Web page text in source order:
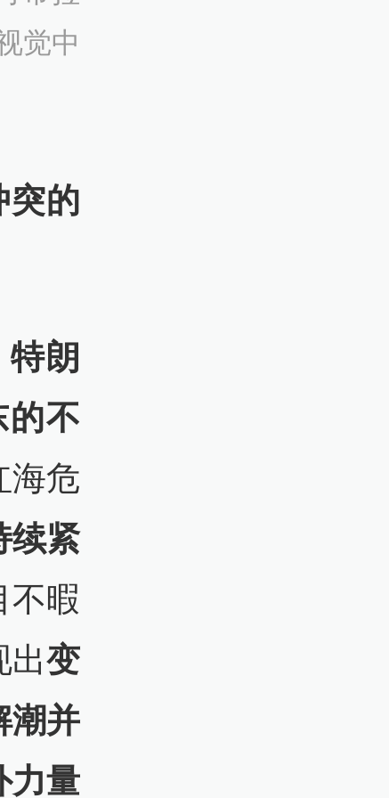
觉中
突的
朗
的不
海危
续紧
不暇
变
潮并
力量